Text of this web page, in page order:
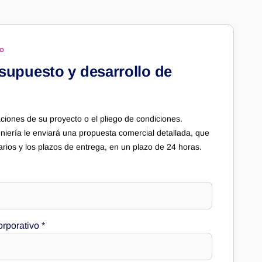
y desarrollo de
de su proyecto o el pliego de condiciones.
le enviará una propuesta comercial detallada, que
y los plazos de entrega, en un plazo de 24 horas.
*